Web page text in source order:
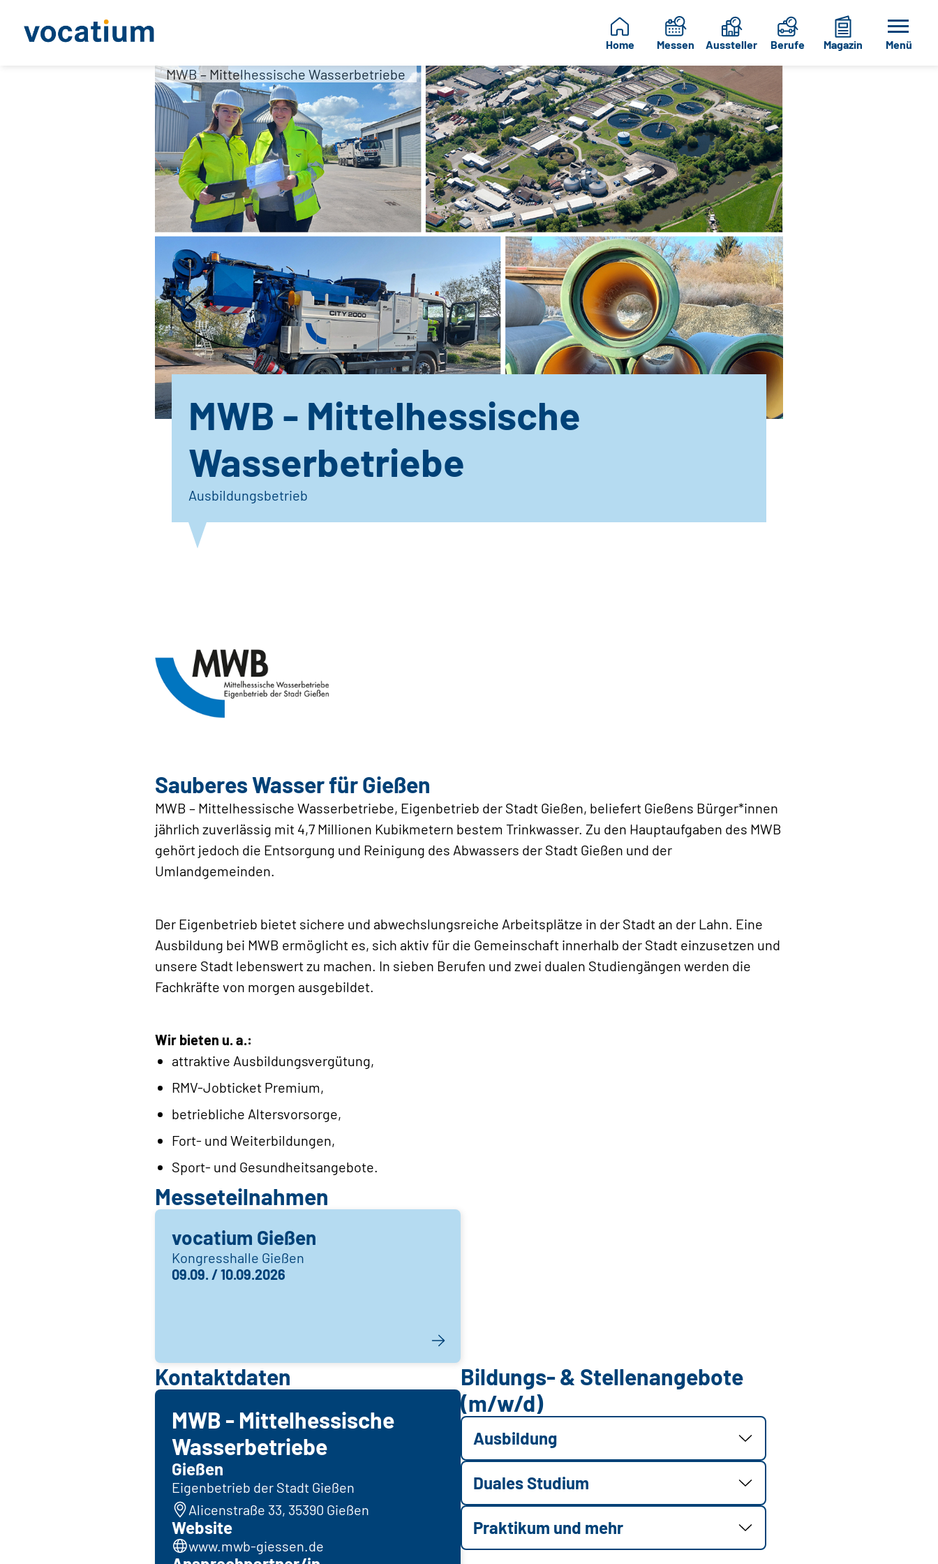
Home Messen Aussteller Berufe Magazin Menü
MWB – Mittelhessische Wasserbetriebe
MWB - Mittelhessische
Wasserbetriebe
Ausbildungsbetrieb
Sauberes Wasser für Gießen
MWB – Mittelhessische Wasserbetriebe, Eigenbetrieb der Stadt Gießen, beliefert Gießens Bürger*innen
jährlich zuverlässig mit 4,7 Millionen Kubikmetern bestem Trinkwasser. Zu den Hauptaufgaben des MWB
gehört jedoch die Entsorgung und Reinigung des Abwassers der Stadt Gießen und der
Umlandgemeinden.
Der Eigenbetrieb bietet sichere und abwechslungsreiche Arbeitsplätze in der Stadt an der Lahn. Eine
Ausbildung bei MWB ermöglicht es, sich aktiv für die Gemeinschaft innerhalb der Stadt einzusetzen und
unsere Stadt lebenswert zu machen. In sieben Berufen und zwei dualen Studiengängen werden die
Fachkräfte von morgen ausgebildet.
Wir bieten u. a.:
attraktive Ausbildungsvergütung,
RMV-Jobticket Premium,
betriebliche Altersvorsorge,
Fort- und Weiterbildungen,
Sport- und Gesundheitsangebote.
Messeteilnahmen
vocatium Gießen
Kongresshalle Gießen
09.09. / 10.09.2026
Kontaktdaten
MWB - Mittelhessische
Wasserbetriebe
Gießen
Eigenbetrieb der Stadt Gießen
Alicenstraße 33, 35390 Gießen
Website
www.mwb-giessen.de
Bildungs- & Stellenangebote
(m/w/d)
Ausbildung
Duales Studium
Praktikum und mehr